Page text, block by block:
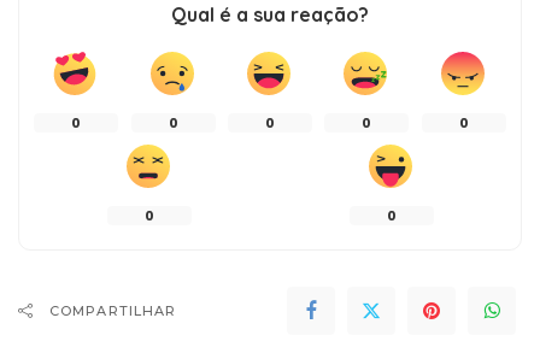
Qual é a sua reação?
0 0 0 0 0
0 0
COMPARTILHAR